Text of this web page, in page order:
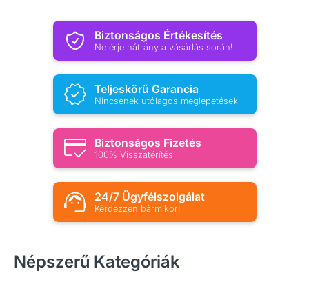
Biztonságos Értékesítés
Ne érje hátrány a vásárlás során!
Teljeskörű Garancia
Nincsenek utólagos meglepetések
Biztonságos Fizetés
100% Visszatérítés
24/7 Ügyfélszolgálat
Kérdezzen bármikor!
Népszerű Kategóriák